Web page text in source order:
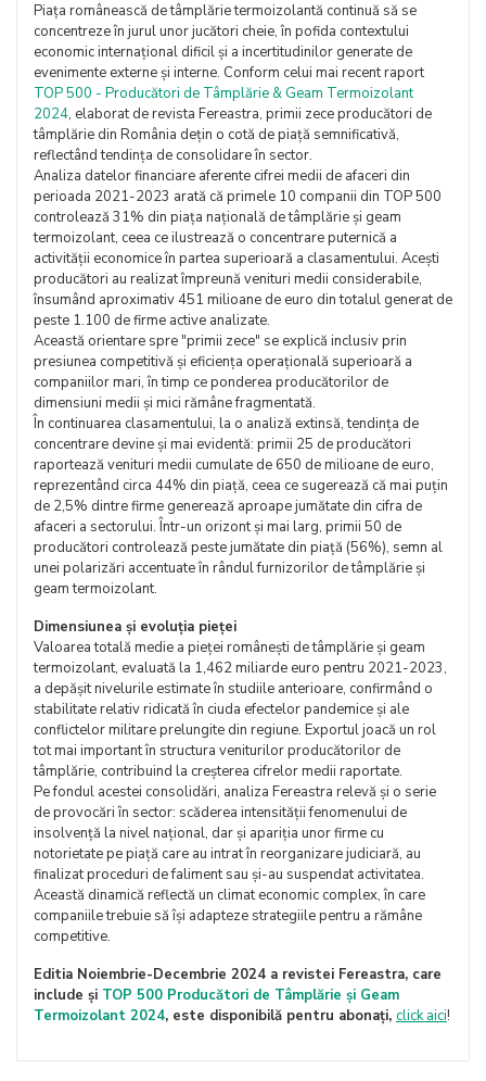
Piața românească de tâmplărie termoizolantă continuă să se
concentreze în jurul unor jucători cheie, în pofida contextului
economic internațional dificil și a incertitudinilor generate de
evenimente externe și interne. Conform celui mai recent raport
TOP 500 - Producători de Tâmplărie & Geam Termoizolant
2024, elaborat de revista Fereastra, primii zece producători de
tâmplărie din România dețin o cotă de piață semnificativă,
reflectând tendința de consolidare în sector.
Analiza datelor financiare aferente cifrei medii de afaceri din
perioada 2021-2023 arată că primele 10 companii din TOP 500
controlează 31% din piața națională de tâmplărie și geam
termoizolant, ceea ce ilustrează o concentrare puternică a
activității economice în partea superioară a clasamentului. Acești
producători au realizat împreună venituri medii considerabile,
însumând aproximativ 451 milioane de euro din totalul generat de
peste 1.100 de firme active analizate.
Această orientare spre "primii zece" se explică inclusiv prin
presiunea competitivă și eficiența operațională superioară a
companiilor mari, în timp ce ponderea producătorilor de
dimensiuni medii și mici rămâne fragmentată.
În continuarea clasamentului, la o analiză extinsă, tendința de
concentrare devine și mai evidentă: primii 25 de producători
raportează venituri medii cumulate de 650 de milioane de euro,
reprezentând circa 44% din piață, ceea ce sugerează că mai puțin
de 2,5% dintre firme generează aproape jumătate din cifra de
afaceri a sectorului. Într-un orizont și mai larg, primii 50 de
producători controlează peste jumătate din piață (56%), semn al
unei polarizări accentuate în rândul furnizorilor de tâmplărie și
geam termoizolant.
Dimensiunea și evoluția pieței
Valoarea totală medie a pieței românești de tâmplărie și geam
termoizolant, evaluată la 1,462 miliarde euro pentru 2021-2023,
a depășit nivelurile estimate în studiile anterioare, confirmând o
stabilitate relativ ridicată în ciuda efectelor pandemice și ale
conflictelor militare prelungite din regiune. Exportul joacă un rol
tot mai important în structura veniturilor producătorilor de
tâmplărie, contribuind la creșterea cifrelor medii raportate.
Pe fondul acestei consolidări, analiza Fereastra relevă și o serie
de provocări în sector: scăderea intensității fenomenului de
insolvență la nivel național, dar și apariția unor firme cu
notorietate pe piață care au intrat în reorganizare judiciară, au
finalizat proceduri de faliment sau și-au suspendat activitatea.
Această dinamică reflectă un climat economic complex, în care
companiile trebuie să își adapteze strategiile pentru a rămâne
competitive.
Editia Noiembrie-Decembrie 2024 a revistei Fereastra, care
include și TOP 500 Producători de Tâmplărie și Geam
Termoizolant 2024, este disponibilă pentru abonați, click aici!